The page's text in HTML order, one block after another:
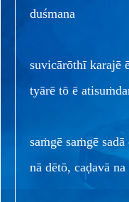
duśmana
suvicārōthī karajē
tyārē tō ē
saṁgē saṁgē
nā dētō, caḍavā